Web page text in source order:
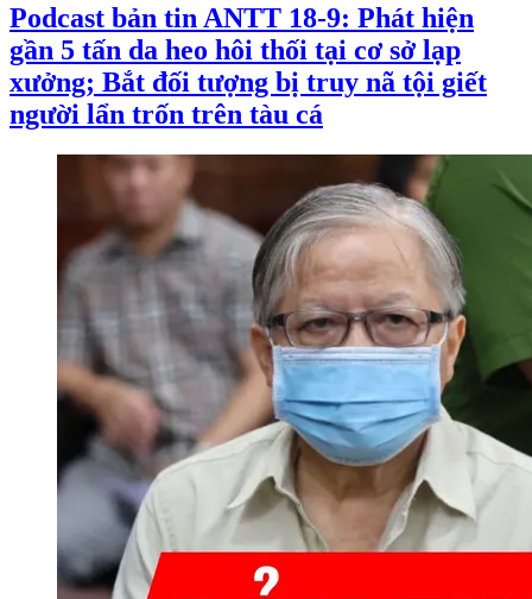
Podcast bản tin ANTT 18-9: Phát hiện
gần 5 tấn da heo hôi thối tại cơ sở lạp
xưởng; Bắt đối tượng bị truy nã tội giết
người lẩn trốn trên tàu cá